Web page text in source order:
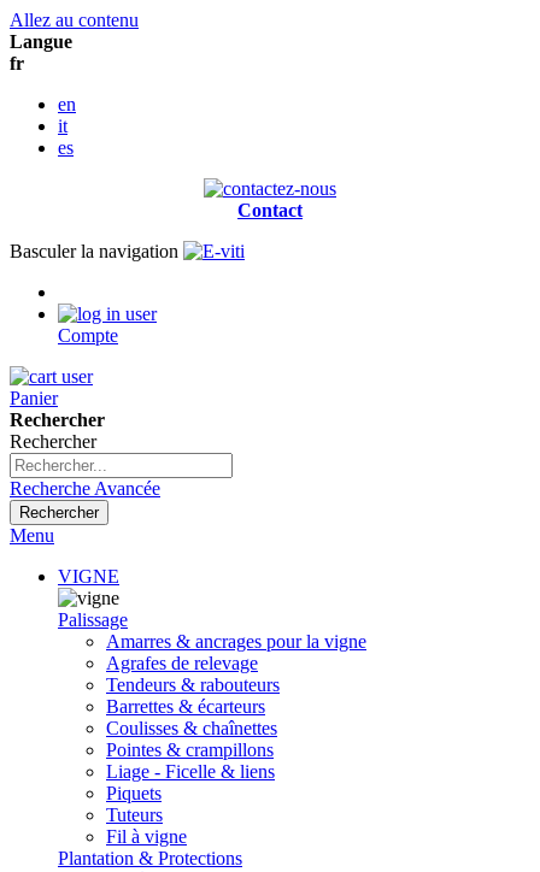
Allez au contenu
Langue
fr
en
it
es
Contact
Basculer la navigation
Compte
Panier
Rechercher
Rechercher
Recherche Avancée
Rechercher
Menu
VIGNE
Palissage
Amarres & ancrages pour la vigne
Agrafes de relevage
Tendeurs & rabouteurs
Barrettes & écarteurs
Coulisses & chaînettes
Pointes & crampillons
Liage - Ficelle & liens
Piquets
Tuteurs
Fil à vigne
Plantation & Protections